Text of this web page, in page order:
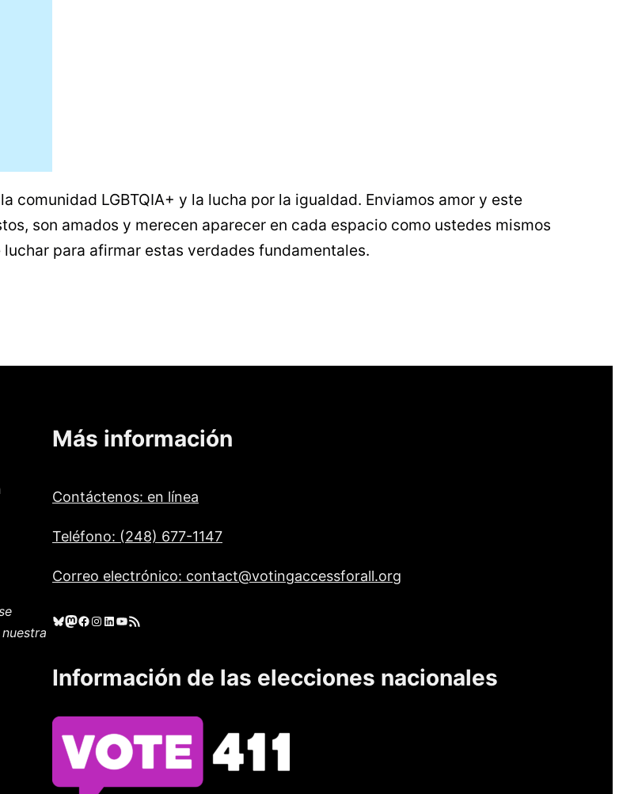
comunidad LGBTQIA+ y la lucha por la igualdad. Enviamos amor y este
son amados y merecen aparecer en cada espacio como ustedes mismos
para afirmar estas verdades fundamentales.
Más información
Contáctenos: en línea
Teléfono: (248) 677-1147
Correo electrónico: contact@votingaccessforall.org
Cielo azul Mastodonte Facebook Instagram LinkedIn YouTube Feed RSS
Información de las elecciones nacionales